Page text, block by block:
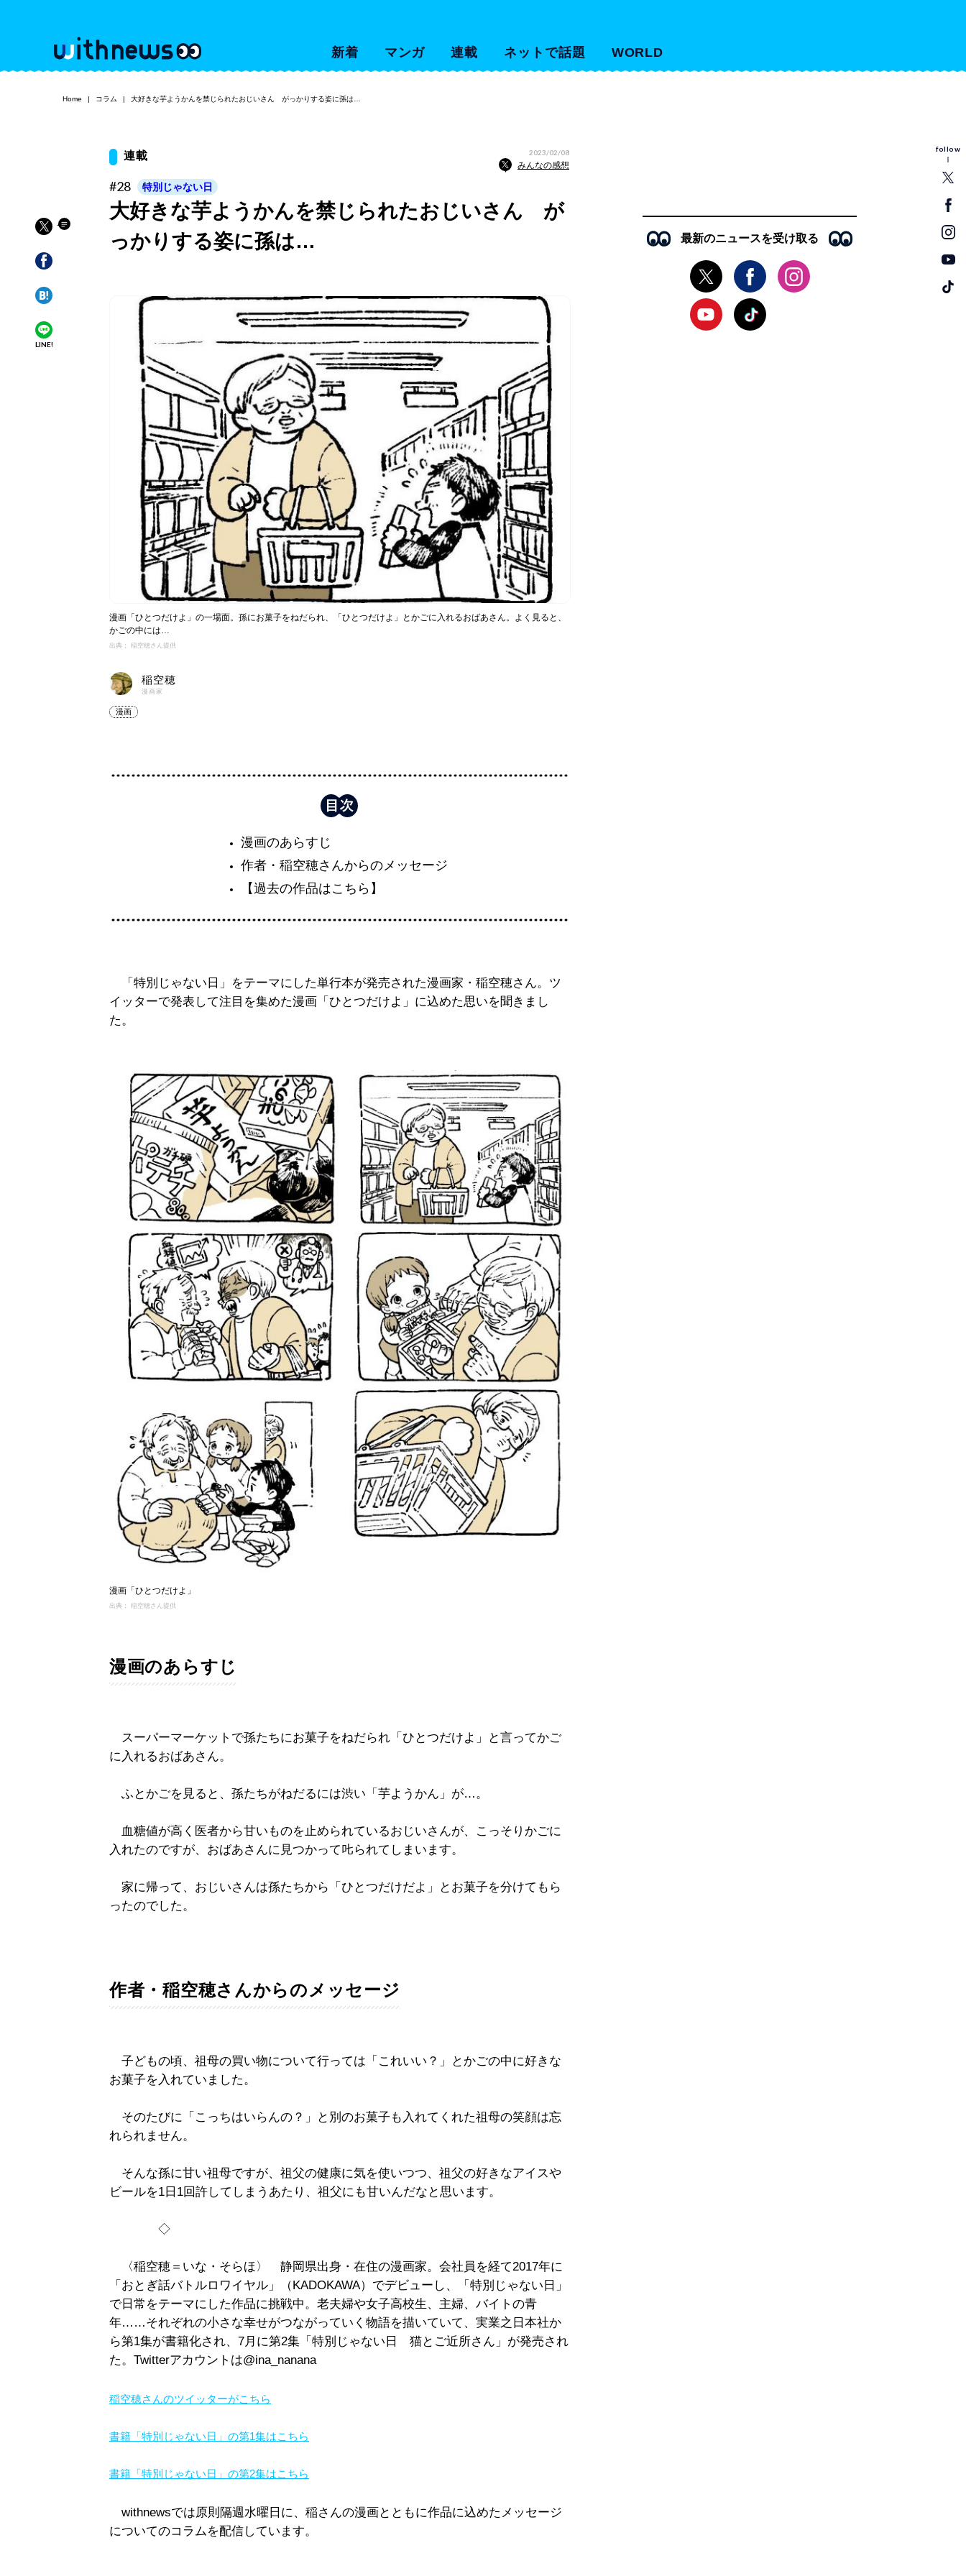
新着 マンガ 連載 ネットで話題 WORLD
follow
Home コラム 大好きな芋ようかんを禁じられたおじいさん がっかりする姿に孫は…
LINE!
連載 2023/02/08
みんなの感想
#28 特別じゃない日
大好きな芋ようかんを禁じられたおじいさん が
っかりする姿に孫は…
漫画「ひとつだけよ」の一場面。孫にお菓子をねだられ、「ひとつだけよ」とかごに入れるおばあさん。よく見ると、
かごの中には…
出典： 稲空穂さん提供
稲空穂
漫画家
漫画
漫画のあらすじ
作者・稲空穂さんからのメッセージ
【過去の作品はこちら】
「特別じゃない日」をテーマにした単行本が発売された漫画家・稲空穂さん。ツ
イッターで発表して注目を集めた漫画「ひとつだけよ」に込めた思いを聞きまし
た。
漫画「ひとつだけよ」
出典： 稲空穂さん提供
漫画のあらすじ
スーパーマーケットで孫たちにお菓子をねだられ「ひとつだけよ」と言ってかご
に入れるおばあさん。
ふとかごを見ると、孫たちがねだるには渋い「芋ようかん」が…。
血糖値が高く医者から甘いものを止められているおじいさんが、こっそりかごに
入れたのですが、おばあさんに見つかって𠮟られてしまいます。
家に帰って、おじいさんは孫たちから「ひとつだけだよ」とお菓子を分けてもら
ったのでした。
作者・稲空穂さんからのメッセージ
子どもの頃、祖母の買い物について行っては「これいい？」とかごの中に好きな
お菓子を入れていました。
そのたびに「こっちはいらんの？」と別のお菓子も入れてくれた祖母の笑顔は忘
れられません。
そんな孫に甘い祖母ですが、祖父の健康に気を使いつつ、祖父の好きなアイスや
ビールを1日1回許してしまうあたり、祖父にも甘いんだなと思います。
◇
〈稲空穂＝いな・そらほ〉 静岡県出身・在住の漫画家。会社員を経て2017年に
「おとぎ話バトルロワイヤル」（KADOKAWA）でデビューし、「特別じゃない日」
で日常をテーマにした作品に挑戦中。老夫婦や女子高校生、主婦、バイトの青
年……それぞれの小さな幸せがつながっていく物語を描いていて、実業之日本社か
ら第1集が書籍化され、7月に第2集「特別じゃない日 猫とご近所さん」が発売され
た。Twitterアカウントは@ina_nanana
稲空穂さんのツイッターがこちら
書籍「特別じゃない日」の第1集はこちら
書籍「特別じゃない日」の第2集はこちら
withnewsでは原則隔週水曜日に、稲さんの漫画とともに作品に込めたメッセージ
についてのコラムを配信しています。
最新のニュースを受け取る